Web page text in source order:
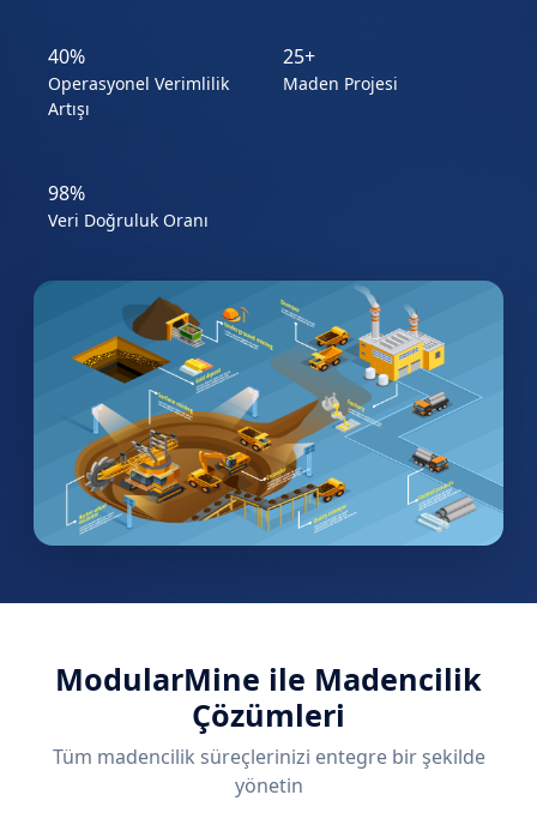
40%
Operasyonel Verimlilik
Artışı
25+
Maden Projesi
98%
Veri Doğruluk Oranı
ModularMine ile Madencilik
Çözümleri
Tüm madencilik süreçlerinizi entegre bir şekilde
yönetin